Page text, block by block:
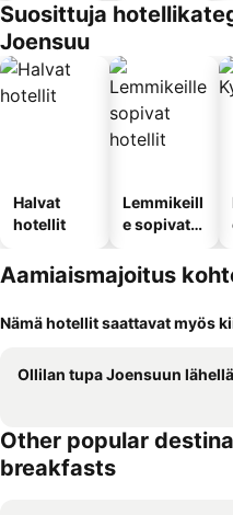
Suosittuja
Joensuu
Halvat
hotellit
Lemmikeill
e sopivat
Aamiaismajoitus
Nämä hotellit saattavat myös
Ollilan tupa Joensuun lähellä
Other popular
breakfasts